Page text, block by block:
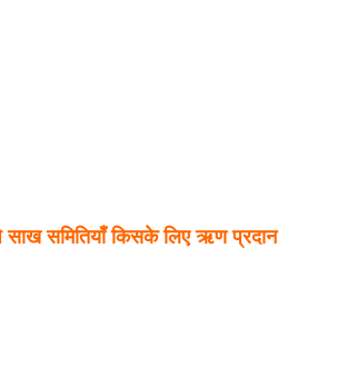
साख समितियाँ किसके लिए ऋण प्रदान